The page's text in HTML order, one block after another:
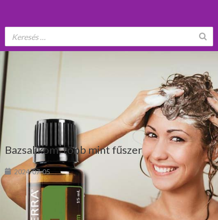
Bazsalikom, több mint fűszer
2024-07-05